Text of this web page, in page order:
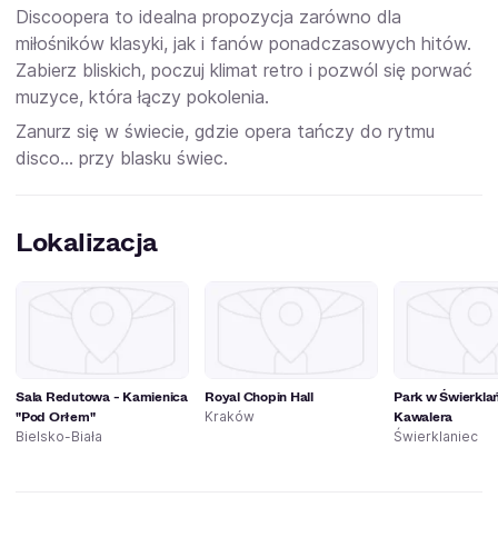
Discoopera to idealna propozycja zarówno dla
miłośników klasyki, jak i fanów ponadczasowych hitów.
Zabierz bliskich, poczuj klimat retro i pozwól się porwać
muzyce, która łączy pokolenia.
Zanurz się w świecie, gdzie opera tańczy do rytmu
disco… przy blasku świec.
Lokalizacja
Sala Redutowa - Kamienica
"Pod Orłem"
Bielsko-Biała
Royal Chopin Hall
Kraków
Park w
Kawalera
Świerklaniec